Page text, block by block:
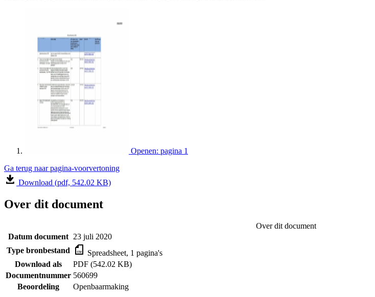
Openen: pagina 1
Ga terug naar pagina-voorvertoning
Download (pdf, 542.02 KB)
Over dit document
Over dit document
Datum document 23 juli 2020
Type bronbestand
Spreadsheet, 1 pagina's
Download als
PDF (542.02 KB)
Documentnummer 560699
Beoordeling
Openbaarmaking